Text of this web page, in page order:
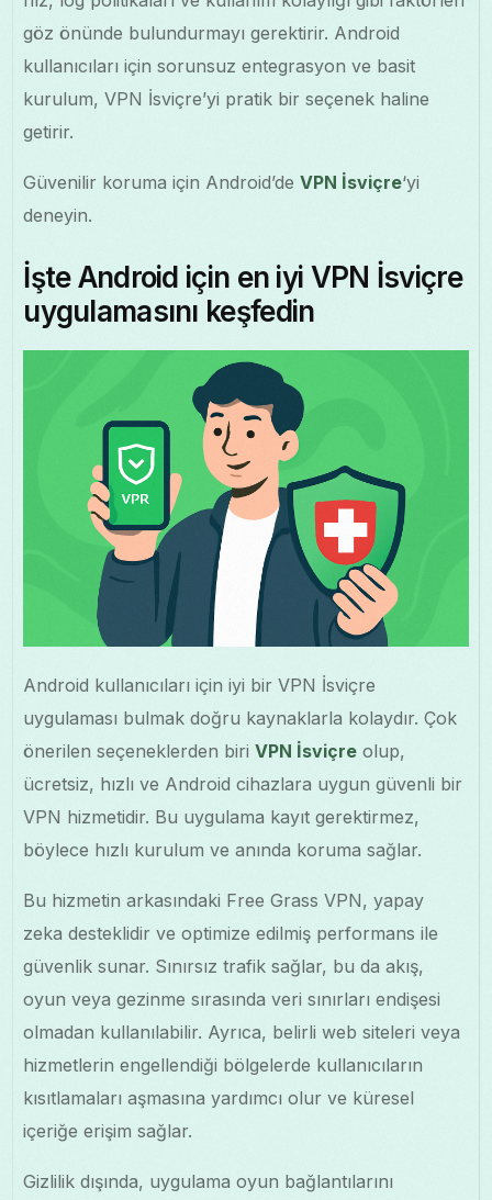
göz önünde bulundurmayı gerektirir. Android
kullanıcıları için sorunsuz entegrasyon ve basit
kurulum, VPN İsviçre’yi pratik bir seçenek haline
getirir.
Güvenilir koruma için Android’deVPN İsviçre‘yi
deneyin.
İşte Android için en iyi VPN İsviçre
uygulamasını keşfedin
Android kullanıcıları için iyi bir VPN İsviçre
uygulaması bulmak doğru kaynaklarla kolaydır. Çok
önerilen seçeneklerden biriVPN İsviçre olup,
ücretsiz, hızlı ve Android cihazlara uygun güvenli bir
VPN hizmetidir. Bu uygulama kayıt gerektirmez,
böylece hızlı kurulum ve anında koruma sağlar.
Bu hizmetin arkasındaki Free Grass VPN, yapay
zeka desteklidir ve optimize edilmiş performans ile
güvenlik sunar. Sınırsız trafik sağlar, bu da akış,
oyun veya gezinme sırasında veri sınırları endişesi
olmadan kullanılabilir. Ayrıca, belirli web siteleri veya
hizmetlerin engellendiği bölgelerde kullanıcıların
kısıtlamaları aşmasına yardımcı olur ve küresel
içeriğe erişim sağlar.
Gizlilik dışında, uygulama oyun bağlantılarını